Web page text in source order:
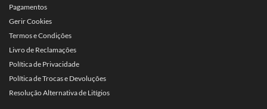
Pagamentos
Gerir Cookies
Termos e Condições
Livro de Reclamações
Política de Privacidade
Política de Trocas e Devoluções
Resolução Alternativa de Litígios